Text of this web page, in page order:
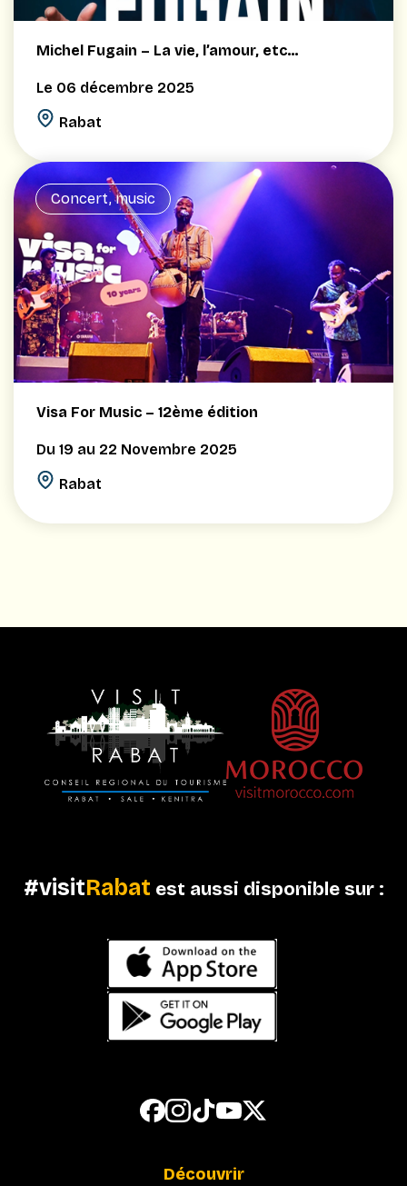
Michel Fugain – La vie, l’amour, etc…
Le 06 décembre 2025
Rabat
Concert, music
Visa For Music – 12ème édition
Du 19 au 22 Novembre 2025
Rabat
#visitRabat est aussi disponible sur :
Découvrir